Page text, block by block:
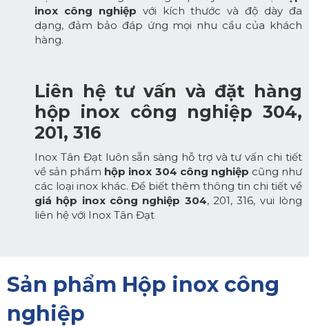
inox công nghiệp với kích thước và độ dày đa
dạng, đảm bảo đáp ứng mọi nhu cầu của khách
hàng.
Liên hệ tư vấn và đặt hàng
hộp inox công nghiệp 304,
201, 316
Inox Tân Đạt luôn sẵn sàng hỗ trợ và tư vấn chi tiết
về sản phẩm hộp inox 304 công nghiệp cũng như
các loại inox khác. Để biết thêm thông tin chi tiết về
giá hộp inox công nghiệp 304, 201, 316, vui lòng
liên hệ với Inox Tân Đạt
Sản phẩm Hộp inox công
nghiệp